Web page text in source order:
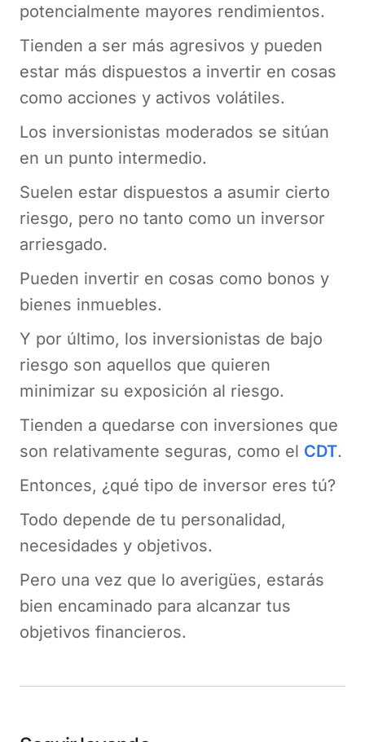
potencialmente mayores rendimientos.
Tienden a ser más agresivos y pueden
estar más dispuestos a invertir en cosas
como acciones y activos volátiles.
Los inversionistas moderados se sitúan
en un punto intermedio.
Suelen estar dispuestos a asumir cierto
riesgo, pero no tanto como un inversor
arriesgado.
Pueden invertir en cosas como bonos y
bienes inmuebles.
Y por último, los inversionistas de bajo
riesgo son aquellos que quieren
minimizar su exposición al riesgo.
Tienden a quedarse con inversiones que
son relativamente seguras, como el CDT.
Entonces, ¿qué tipo de inversor eres tú?
Todo depende de tu personalidad,
necesidades y objetivos.
Pero una vez que lo averigües, estarás
bien encaminado para alcanzar tus
objetivos financieros.